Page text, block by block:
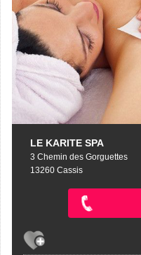
LE KARITE SPA
3 Chemin des Gorguettes
13260 Cassis